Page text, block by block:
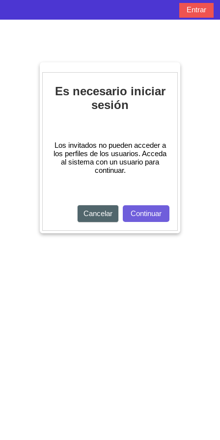
Entrar
Es necesario iniciar
sesión
Los invitados no pueden acceder a
los perfiles de los usuarios. Acceda
al sistema con un usuario para
continuar.
Cancelar Continuar